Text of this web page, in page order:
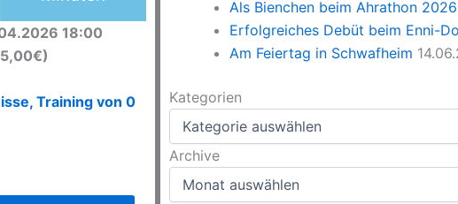
18:00
Training von 0
Als Bienchen beim Ahrathon
Erfolgreiches Debüt beim Enni-
Am Feiertag in Schwafheim
Kategorien
Kategorien
Archive
Archive